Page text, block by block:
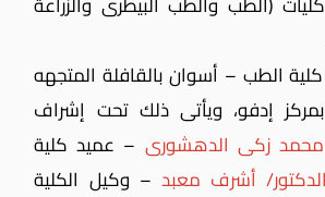
الطب – أسوان بالقافلة المتجهه
إدفو، ويأتى ذلك تحت إشراف
محمد زكى الدهشورى – عميد كلية
أشرف معبد – وكيل الكلية